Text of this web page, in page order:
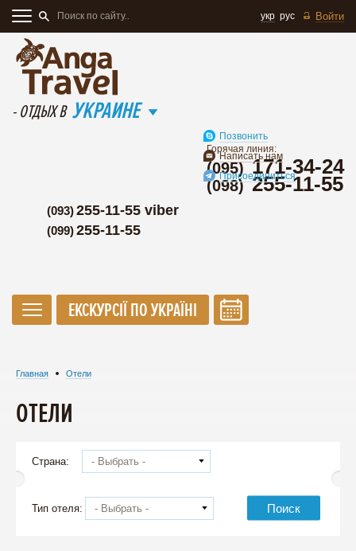
Войти
укр рус
- ОТДЫХ В УКРАИНЕ
Горячая линия:
(095)171-34-24
(098)255-11-55
(093)255-11-55 viber
(099)255-11-55
Позвонить
Написать нам
Присоединиться
ЕКСКУРСІЇ ПО УКРАЇНІ
Главная Отели
ОТЕЛИ
Страна: - Выбрать -
Тип отеля: - Выбрать - Поиск